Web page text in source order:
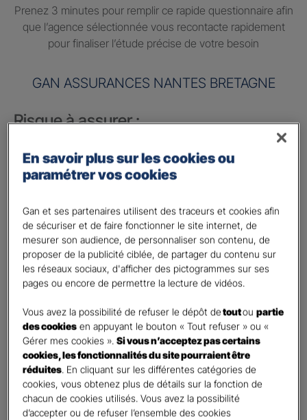
Prenez 3 minutes pour remplir ce rapide questionnaire afin
que l’agence sélectionnée vous recontacte rapidement
pour finaliser l’étude précise de votre besoin
GAN ASSURANCES NANTES BRETAGNE
Risque à assurer :
Nom de société (Raison sociale)
Activité*
Indiquez l'activité professionnelle de votre entreprise
Chiffre d'affaires annuel
Nombre de caractères restants :9 caractères restants
Indiquez un montant annuel en euro, même approximatif.
La limite est de 9 caractères. Caractères restants : 9.
Code postal du risque*
Nombre de caractères restants :5 caractères restants
La limite est de 5 caractères. Caractères restants : 5.
En savoir plus sur les cookies ou
paramétrer vos cookies
Gan et ses partenaires utilisent des traceurs et cookies afin
de sécuriser et de faire fonctionner le site internet, de
mesurer son audience, de personnaliser son contenu, de
proposer de la publicité ciblée, de partager du contenu sur
les réseaux sociaux, d'afficher des pictogrammes sur ses
pages ou encore de permettre la lecture de vidéos.
Vous avez la possibilité de refuser le dépôt detoutoupartie
des cookies en appuyant le bouton « Tout refuser » ou «
Gérer mes cookies ».Si vous n’acceptez pas certains
cookies, les fonctionnalités du site pourraient être
réduites. En cliquant sur les différentes catégories de
cookies, vous obtenez plus de détails sur la fonction de
chacun de cookies utilisés. Vous avez la possibilité
d’accepter ou de refuser l’ensemble des cookies